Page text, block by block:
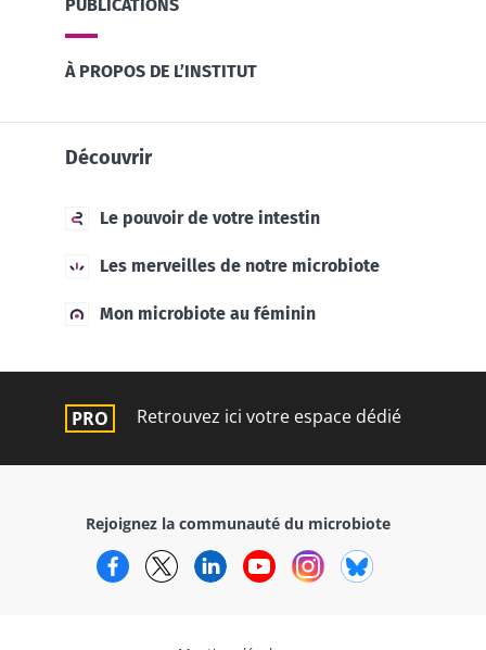
PUBLICATIONS
À PROPOS DE L’INSTITUT
Découvrir
Le pouvoir de votre intestin
Les merveilles de notre microbiote
Mon microbiote au féminin
Retrouvez ici votre espace dédié
Rejoignez la communauté du microbiote
FacebookTwitterLinkedInYouTubeInstagram